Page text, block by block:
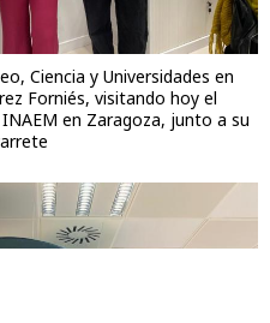
Ciencia y Universidades en
Forniés, visitando hoy el
en Zaragoza, junto a su